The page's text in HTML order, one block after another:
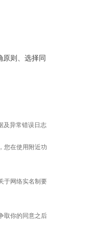
则、选择同
及异常错误日志
您在使用附近功
于网络实名制要
取你的同意之后